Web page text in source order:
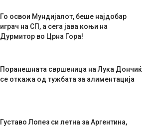
Го освои Мундијалот, беше најдобар
играч на СП, а сега јава коњи на
Дурмитор во Црна Гора!
Поранешната свршеница на Лука Дончиќ
се откажа од тужбата за алиментација
Густаво Лопез си летна за Аргентина,